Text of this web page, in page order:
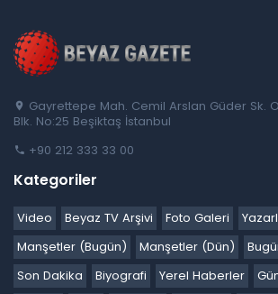
Gayrettepe Mah. Cemil Arslan Güder Sk.
Blk. No:25 Beşiktaş İstanbul
+90 212 333 33 00
Kategoriler
Video Beyaz TV Arşivi Foto Galeri
Manşetler (Bugün)
Manşetler (Dün)
Son Dakika
Biyografi Yerel Haberler